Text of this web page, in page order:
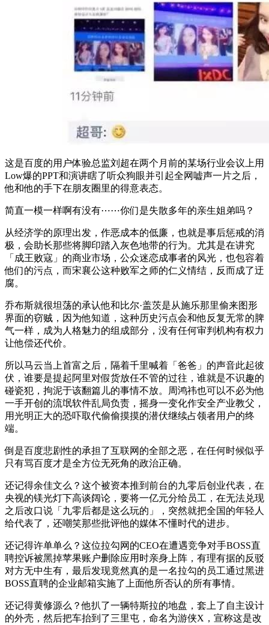
这是百度的用户体验总监刘超在两个月前的某场行业会议上用
Low爆的PPT和演讲瞎了听众狗眼并引起全网嘘声一片之后，
他和他的手下在朋友圈里的得意表态。
简直一模一样啊有没有⋯⋯你们是失散多年的亲生姐弟吗？
从经济学的原理出发，作恶成本的低廉，也就是事后惩戒的消
极，会助长那些将脚印踏入灰色地带的行为。尤其是在讲究
「成王败寇」的商业市场，公众迷恋成事者的风光，也包容着
他们的污点，而宋襄公这种败军之师的仁义情结，反而成了迂
腐。
乔布斯就很坦荡的承认他和比尔·盖茨是从施乐那里偷来图形
界面的窃贼，因为他知道，这种历史污点会和他反复无常的脾
气一样，成为人格魅力的组成部分，没有任何审判机构有权力
让他偿还代价。
所以马云当上首富之后，隔着千里喊着「爸爸」的声音此起彼
伏，谁要是提起阿里对假货放任不管的过往，谁就是不识趣的
碰瓷犯，拘泥于该翻篇儿的事情不放。周鸿祎也可以不必为他
一手开创的流氓软件乱局负责，摇身一变化作安全产业教父，
用光明正大的恐吓取代偷偷摸摸的潜伏继续占领者用户的终
端。
倒是百度悲剧性的承担了互联网的全部之恶，在任何时候似乎
只有骂百度才是全方位无死角的政治正确。
还记得余佳文么？这个被资本推到前台的九零后创业代表，在
央视的镁光灯下高谈阔论，要将一亿元分给员工，在无法兑现
之后改口说「九零后都是这么玩的」，突然就把全国的年轻人
给代表了，还嘲笑那些批评他的媒体不懂时代的进步。
还记得许单单么？这位拉勾网的CEO在遭遇竞争对手BOSS直
聘控诉被黑掉苹果账户删除应用时亲身上阵，有理有据的反驳
对方无中生有，最后发现竟然真的是一名拉勾的员工通过黑进
BOSS直聘的企业邮箱实施了上面他所否认的所有事情。
还记得黄修源么？他扒了一辆特斯拉的地盘，套上了自主设计
的外壳，然后把车抬到了三里屯，命名为游侠X，宣称这是改